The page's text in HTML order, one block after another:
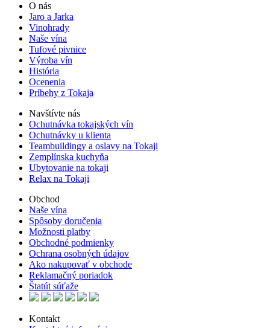
O nás
Jaro a Jarka
Vinohrady
Naše vína
Tufové pivnice
Výroba vín
História
Ocenenia
Príbehy z Tokaja
Navštívte nás
Ochutnávka tokajských vín
Ochutnávky u klienta
Teambuildingy a oslavy na Tokaji
Zemplínska kuchyňa
Ubytovanie na tokaji
Relax na Tokaji
Obchod
Naše vína
Spôsoby doručenia
Možnosti platby
Obchodné podmienky
Ochrana osobných údajov
Ako nakupovať v obchode
Reklamačný poriadok
Štatút súťaže
Kontakt